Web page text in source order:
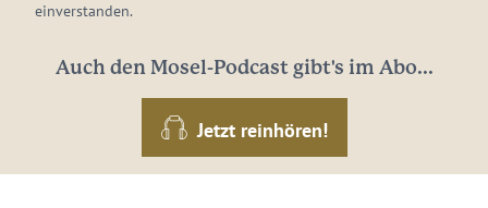
einverstanden.
Auch den Mosel-Podcast gibt's im Abo...
Jetzt reinhören!